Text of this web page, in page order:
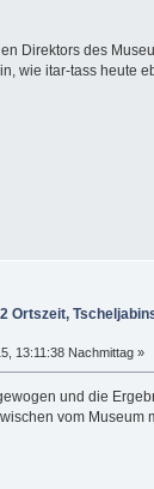
Direktors des
wie itar-tass heute
Ortszeit,
13:11:38 Nachmittag »
und die
vom Museum